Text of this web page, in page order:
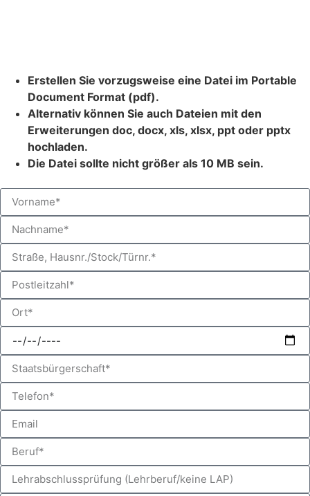
Erstellen Sie vorzugsweise eine Datei im Portable
Document Format (pdf).
Alternativ können Sie auch Dateien mit den
Erweiterungen doc, docx, xls, xlsx, ppt oder pptx
hochladen.
Die Datei sollte nicht größer als 10 MB sein.